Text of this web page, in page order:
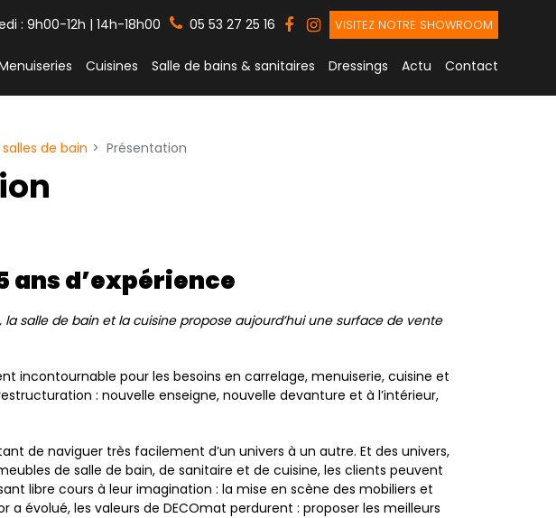
: 9h00-12h | 14h-18h00 05 53 27 25 16 VISITEZ NOTRE SHOWROOM
Cuisines Salle de bains & sanitaires Dressings Actu Contact
de bain Présentation
ans d’expérience
salle de bain et la cuisine propose aujourd’hui une surface de vente
incontournable pour les besoins en carrelage, menuiserie, cuisine et
: nouvelle enseigne, nouvelle devanture et à l’intérieur,
de naviguer très facilement d’un univers à un autre. Et des univers,
de salle de bain, de sanitaire et de cuisine, les clients peuvent
libre cours à leur imagination : la mise en scène des mobiliers et
évolué, les valeurs de DECOmat perdurent : proposer les meilleurs